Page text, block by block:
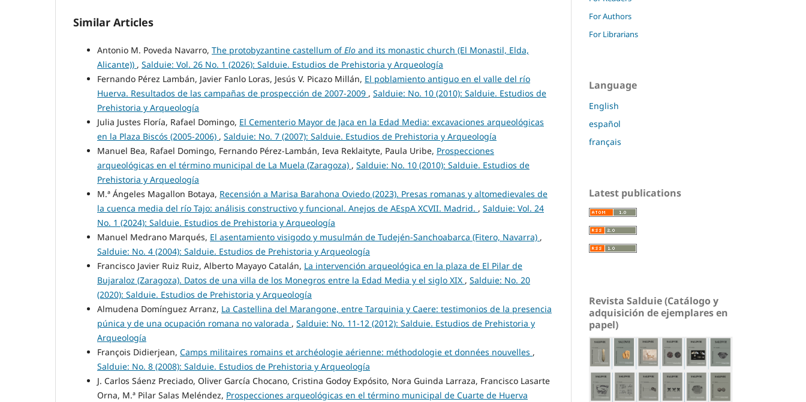
Similar Articles
Antonio M. Poveda Navarro, The protobyzantine castellum ofElo and its monastic church (El Monastil, Elda,
Alicante)) , Salduie: Vol. 26 No. 1 (2026): Salduie. Estudios de Prehistoria y Arqueología
Fernando Pérez Lambán, Javier Fanlo Loras, Jesús V. Picazo Millán, El poblamiento antiguo en el valle del río
Huerva. Resultados de las campañas de prospección de 2007-2009 , Salduie: No. 10 (2010): Salduie. Estudios de
Prehistoria y Arqueología
Julia Justes Floría, Rafael Domingo, El Cementerio Mayor de Jaca en la Edad Media: excavaciones arqueológicas
en la Plaza Biscós (2005-2006) , Salduie: No. 7 (2007): Salduie. Estudios de Prehistoria y Arqueología
Manuel Bea, Rafael Domingo, Fernando Pérez-Lambán, Ieva Reklaityte, Paula Uribe, Prospecciones
arqueológicas en el término municipal de La Muela (Zaragoza) , Salduie: No. 10 (2010): Salduie. Estudios de
Prehistoria y Arqueología
M.ª Ángeles Magallon Botaya, Recensión a Marisa Barahona Oviedo (2023). Presas romanas y altomedievales de
la cuenca media del río Tajo: análisis constructivo y funcional. Anejos de AEspA XCVII. Madrid. , Salduie: Vol. 24
No. 1 (2024): Salduie. Estudios de Prehistoria y Arqueología
Manuel Medrano Marqués, El asentamiento visigodo y musulmán de Tudején-Sanchoabarca (Fitero, Navarra) ,
Salduie: No. 4 (2004): Salduie. Estudios de Prehistoria y Arqueología
Francisco Javier Ruiz Ruiz, Alberto Mayayo Catalán, La intervención arqueológica en la plaza de El Pilar de
Bujaraloz (Zaragoza). Datos de una villa de los Monegros entre la Edad Media y el siglo XIX , Salduie: No. 20
(2020): Salduie. Estudios de Prehistoria y Arqueología
Almudena Domínguez Arranz, La Castellina del Marangone, entre Tarquinia y Caere: testimonios de la presencia
púnica y de una ocupación romana no valorada , Salduie: No. 11-12 (2012): Salduie. Estudios de Prehistoria y
Arqueología
François Didierjean, Camps militaires romains et archéologie aérienne: méthodologie et données nouvelles ,
Salduie: No. 8 (2008): Salduie. Estudios de Prehistoria y Arqueología
J. Carlos Sáenz Preciado, Oliver García Chocano, Cristina Godoy Expósito, Nora Guinda Larraza, Francisco Lasarte
Orna, M.ª Pilar Salas Meléndez, Prospecciones arqueológicas en el término municipal de Cuarte de Huerva
For Authors
For Librarians
Language
English
español
français
Latest publications
Revista Salduie (Catálogo y
adquisición de ejemplares en
papel)